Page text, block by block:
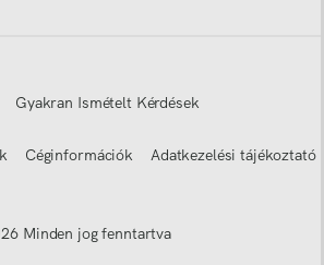
Gyakran Ismételt Kérdések
Céginformációk Adatkezelési tájékoztató
Minden jog fenntartva